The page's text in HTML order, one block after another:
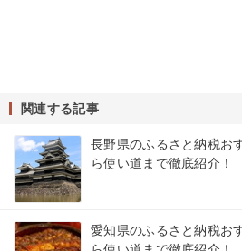
関連する記事
長野県のふるさと納税お
ら使い道まで徹底紹介！
愛知県のふるさと納税お